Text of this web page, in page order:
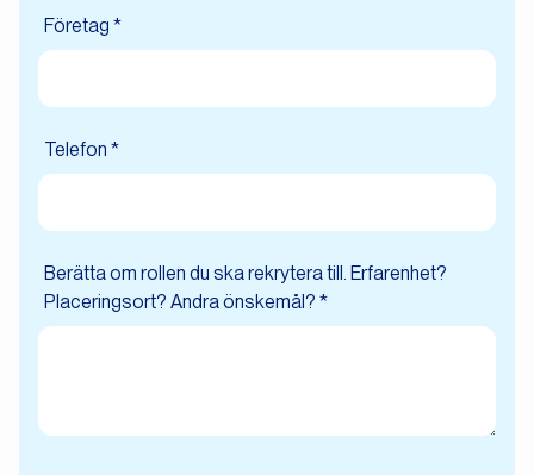
Företag *
Telefon *
Berätta om rollen du ska rekrytera till. Erfarenhet?
Placeringsort? Andra önskemål? *